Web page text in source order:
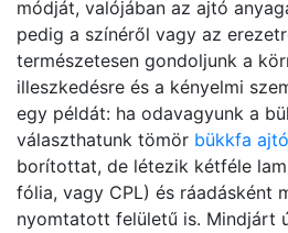
módját, valójában az ajtó
pedig a színéről vagy az
természetesen gondoljunk a
illeszkedésre és a kényelmi
egy példát: ha odavagyunk a
választhatunk tömör bükkfa
borítottat, de létezik kétféle
fólia, vagy CPL) és ráadásként
nyomtatott felületű is. Mindjárt